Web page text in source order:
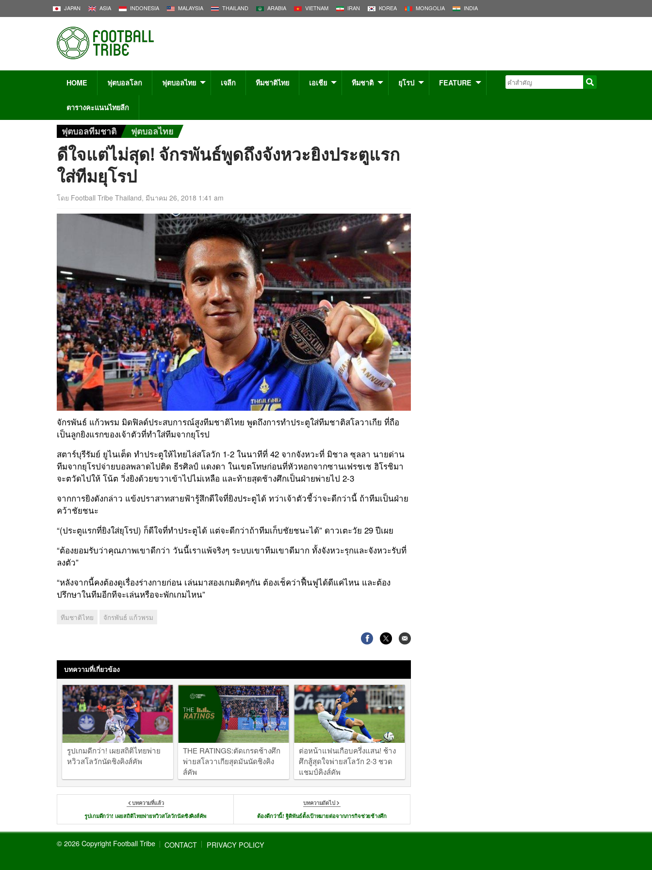
JAPAN ASIA INDONESIA MALAYSIA THAILAND ARABIA VIETNAM IRAN KOREA MONGOLIA INDIA
HOME ฟุตบอลโลก ฟุตบอลไทย เจลีก ทีมชาติไทย เอเชีย ทีมชาติ ยุโรป FEATURE
ตารางคะแนนไทยลีก
ฟุตบอลทีมชาติ ฟุตบอลไทย
ดีใจแต่ไม่สุด! จักรพันธ์พูดถึงจังหวะยิงประตูแรก
ใส่ทีมยุโรป
โดย Football Tribe Thailand, มีนาคม 26, 2018 1:41 am
จักรพันธ์ แก้วพรม มิดฟิลด์ประสบการณ์สูงทีมชาติไทย พูดถึงการทำประตูใส่ทีมชาติสโลวาเกีย ที่ถือ
เป็นลูกยิงแรกของเจ้าตัวที่ทำใส่ทีมจากยุโรป
สตาร์บุรีรัมย์ ยูไนเต็ด ทำประตูให้ไทยไล่สโลวัก 1-2 ในนาทีที่ 42 จากจังหวะที่ มิชาล ซุลลา นายด่าน
ทีมจากยุโรปจ่ายบอลพลาดไปติด ธีรศิลป์ แดงดา ในเขตโทษก่อนที่หัวหอกจากซานเฟรชเช ฮิโรชิมา
จะตวัดไปให้ โน้ต วิ่งยิงด้วยขวาเข้าไปไม่เหลือ และท้ายสุดช้างศึกเป็นฝ่ายพ่ายไป 2-3
จากการยิงดังกล่าว แข้งปราสาทสายฟ้ารู้สึกดีใจที่ยิงประตูได้ ทว่าเจ้าตัวชี้ว่าจะดีกว่านี้ ถ้าทีมเป็นฝ่าย
คว้าชัยชนะ
“(ประตูแรกที่ยิงใส่ยุโรป) ก็ดีใจที่ทำประตูได้ แต่จะดีกว่าถ้าทีมเก็บชัยชนะได้” ดาวเตะวัย 29 ปีเผย
“ต้องยอมรับว่าคุณภาพเขาดีกว่า วันนี้เราแพ้จริงๆ ระบบเขาทีมเขาดีมาก ทั้งจังหวะรุกและจังหวะรับที่
ลงตัว”
“หลังจากนี้คงต้องดูเรื่องร่างกายก่อน เล่นมาสองเกมติดๆกัน ต้องเช็คว่าฟื้นฟูได้ดีแค่ไหน และต้อง
ปรึกษาในทีมอีกทีจะเล่นหรือจะพักเกมไหน”
ทีมชาติไทย จักรพันธ์ แก้วพรม
บทความที่เกี่ยวข้อง
รูปเกมดีกว่า! เผยสถิติไทยพ่าย
หวิวสโลวักนัดชิงคิงส์คัพ
THE RATINGS:ตัดเกรดช้างศึก
พ่ายสโลวาเกียสุดมันนัดชิงคิง
ส์คัพ
ต่อหน้าแฟนเกือบครึ่งแสน! ช้าง
ศึกสู้สุดใจพ่ายสโลวัก 2-3 ชวด
แชมป์คิงส์คัพ
บทความที่แล้ว
รูปเกมดีกว่า! เผยสถิติไทยพ่ายหวิวสโลวักนัดชิงคิงส์คัพ
บทความถัดไป
ต้องดีกว่านี้! ฐิติพันธ์ตั้งเป้าหมายต่อจากภารกิจช่วยช้างศึก
© 2026 Copyright Football Tribe CONTACT PRIVACY POLICY